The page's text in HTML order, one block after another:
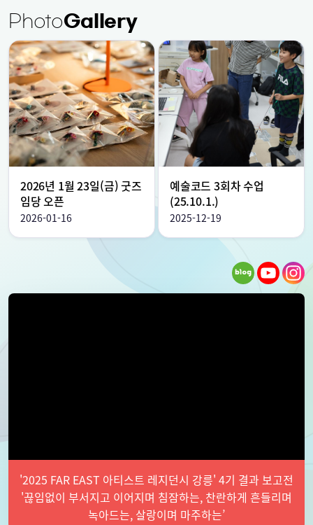
PhotoGallery
2026년 1월 23일(금) 굿즈
임당 오픈
2026-01-16
예술코드 3회차 수업
(25.10.1.)
2025-12-19
'2025 FAR EAST 아티스트 레지던시 강릉' 4기 결과 보고전
'끊임없이 부서지고 이어지며 침잠하는, 찬란하게 흔들리며
녹아드는, 살랑이며 마주하는’